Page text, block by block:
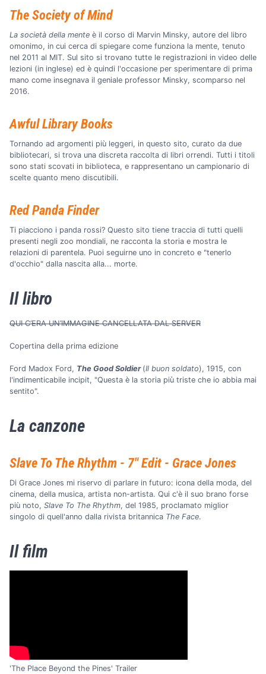
The Society of Mind
La società della mente è il corso di Marvin Minsky, autore del libro
omonimo, in cui cerca di spiegare come funziona la mente, tenuto
nel 2011 al MIT. Sul sito si trovano tutte le registrazioni in video delle
lezioni (in inglese) ed è quindi l'occasione per sperimentare di prima
mano come insegnava il geniale professor Minsky, scomparso nel
2016.
Awful Library Books
Tornando ad argomenti più leggeri, in questo sito, curato da due
bibliotecari, si trova una discreta raccolta di libri orrendi. Tutti i titoli
sono stati scovati in biblioteca, e rappresentano un campionario di
scelte quanto meno discutibili.
Red Panda Finder
Ti piacciono i panda rossi? Questo sito tiene traccia di tutti quelli
presenti negli zoo mondiali, ne racconta la storia e mostra le
relazioni di parentela. Puoi seguirne uno in concreto e "tenerlo
d'occhio" dalla nascita alla... morte.
Il libro
QUI C’ERA UN’IMMAGINE CANCELLATA DAL SERVER
Copertina della prima edizione
Ford Madox Ford, The Good Soldier (Il buon soldato), 1915, con
l'indimenticabile incipit, "Questa è la storia più triste che io abbia mai
sentito".
La canzone
Slave To The Rhythm - 7" Edit - Grace Jones
Di Grace Jones mi riservo di parlare in futuro: icona della moda, del
cinema, della musica, artista non-artista. Qui c'è il suo brano forse
più noto, Slave To The Rhythm, del 1985, proclamato miglior
singolo di quell'anno dalla rivista britannica The Face.
Il film
'The Place Beyond the Pines' Trailer